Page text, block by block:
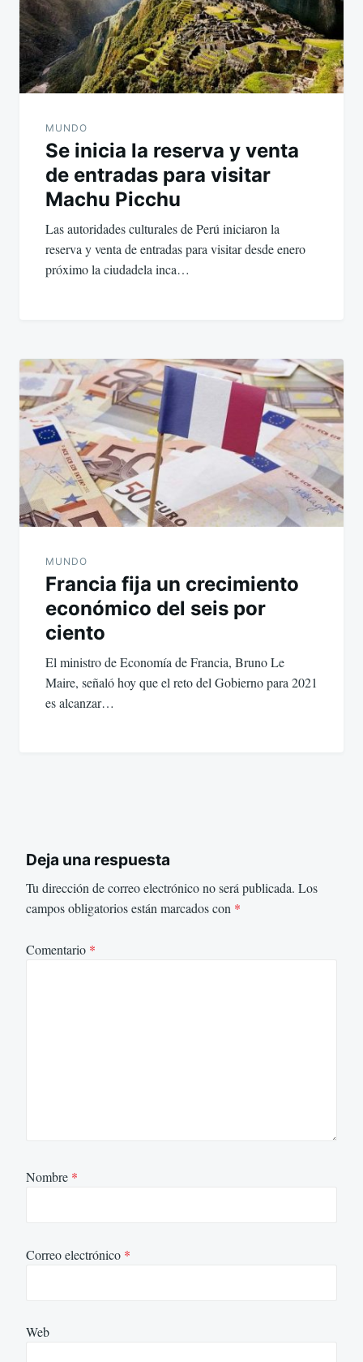
MUNDO
Se inicia la reserva y venta
de entradas para visitar
Machu Picchu
Las autoridades culturales de Perú iniciaron la
reserva y venta de entradas para visitar desde enero
próximo la ciudadela inca…
MUNDO
Francia fija un crecimiento
económico del seis por
ciento
El ministro de Economía de Francia, Bruno Le
Maire, señaló hoy que el reto del Gobierno para 2021
es alcanzar…
Deja una respuesta
Tu dirección de correo electrónico no será publicada. Los
campos obligatorios están marcados con *
Comentario *
Nombre *
Correo electrónico *
Web